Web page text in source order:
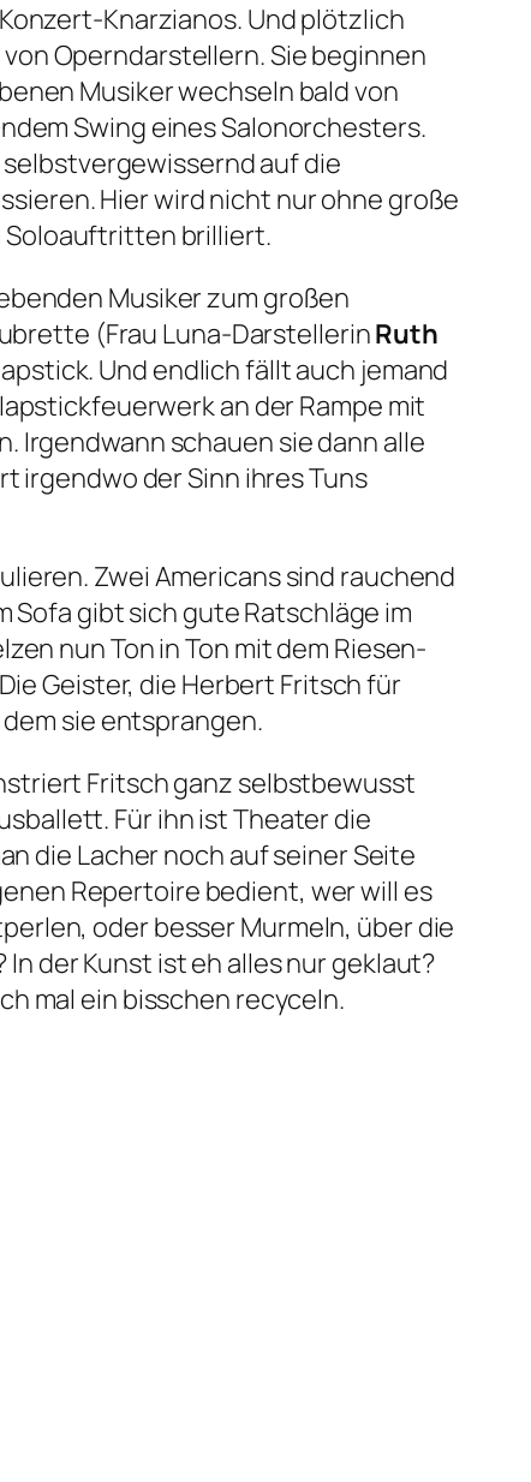
Knarzianos. Und plötzlich
Operndarstellern. Sie beginnen
Musiker wechseln bald von
Swing eines Salonorchesters.
auf die
Hier wird nicht nur ohne große
Soloauftritten brilliert.
Musiker zum großen
(Frau Luna-DarstellerinRuth
Und endlich fällt auch jemand
an der Rampe mit
Irgendwann schauen sie dann alle
irgendwo der Sinn ihres Tuns
Zwei Americans sind rauchend
Sofa gibt sich gute Ratschläge im
nun Ton in Ton mit dem Riesen-
Geister, die Herbert Fritsch für
sie entsprangen.
Fritsch ganz selbstbewusst
Für ihn ist Theater die
die Lacher noch auf seiner Seite
Repertoire bedient, wer will es
oder besser Murmeln, über die
der Kunst ist eh alles nur geklaut?
mal ein bisschen recyceln.